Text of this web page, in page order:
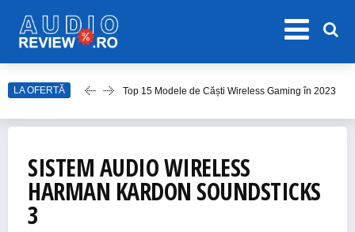
LA OFERTĂ Top 10 Modele de Amplificator Audio
Top 15 Cele Mai Bune Boxe Portabile
SISTEM AUDIO WIRELESS
HARMAN KARDON SOUNDSTICKS
3